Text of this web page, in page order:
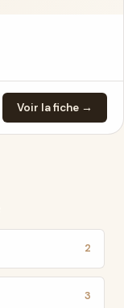
Voir la fiche →
2
3